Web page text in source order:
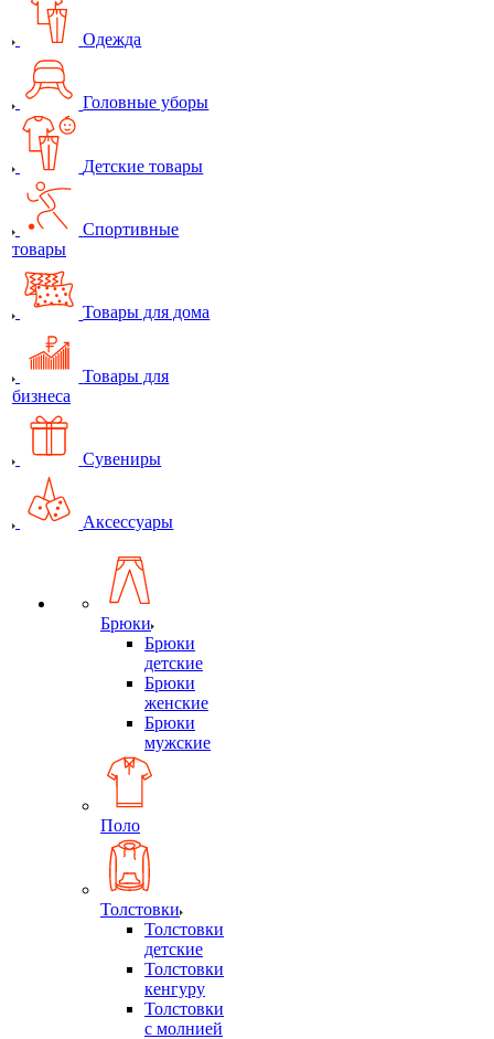
Одежда
Головные уборы
Детские товары
Спортивные
товары
Товары для дома
Товары для
бизнеса
Сувениры
Аксессуары
Брюки
Брюки
детские
Брюки
женские
Брюки
мужские
Поло
Толстовки
Толстовки
детские
Толстовки
кенгуру
Толстовки
с молнией